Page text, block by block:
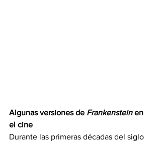
Algunas versiones de Frankenstein en
el cine
Durante las primeras décadas del siglo